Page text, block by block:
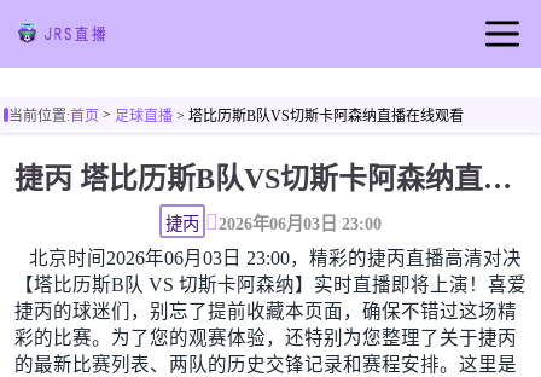
篮球直播
篮球视频
足球新闻
篮球新闻
当前位置:首页> 足球直播> 塔比历斯B队VS切斯卡阿森纳直播在线观看
捷丙 塔比历斯B队VS切斯卡阿森纳直播在线观看高清无插件
捷丙 2026年06月03日 23:00
北京时间2026年06月03日 23:00，精彩的捷丙直播高清对决
【塔比历斯B队 VS 切斯卡阿森纳】实时直播即将上演！喜爱
捷丙的球迷们，别忘了提前收藏本页面，确保不错过这场精
彩的比赛。为了您的观赛体验，还特别为您整理了关于捷丙
的最新比赛列表、两队的历史交锋记录和赛程安排。这里是